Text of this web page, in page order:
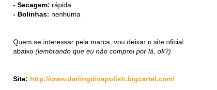
- Secagem: rápida
- Bolinhas: nenhuma
Quem se interessar pela marca, vou deixar o site oficial
abaixo(lembrando que eu não comprei por lá, ok?)
Site: http://www.darlingdivapolish.bigcartel.com/